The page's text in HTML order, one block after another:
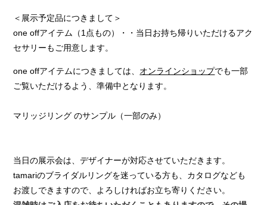
＜展示予定品につきまして＞
one offアイテム（1点もの）・・当日お持ち帰りいただけるアク
セサリーもご用意します。
one offアイテムにつきましては、 オンラインショップでも一部
ご覧いただけるよう、準備中となります。
マリッジリング のサンプル（一部のみ）
当日の展示会は、デザイナーが対応させていただきます。
tamariのブライダルリングを迷っている方も、カタログなども
お渡しできますので、よろしければお立ち寄りください。